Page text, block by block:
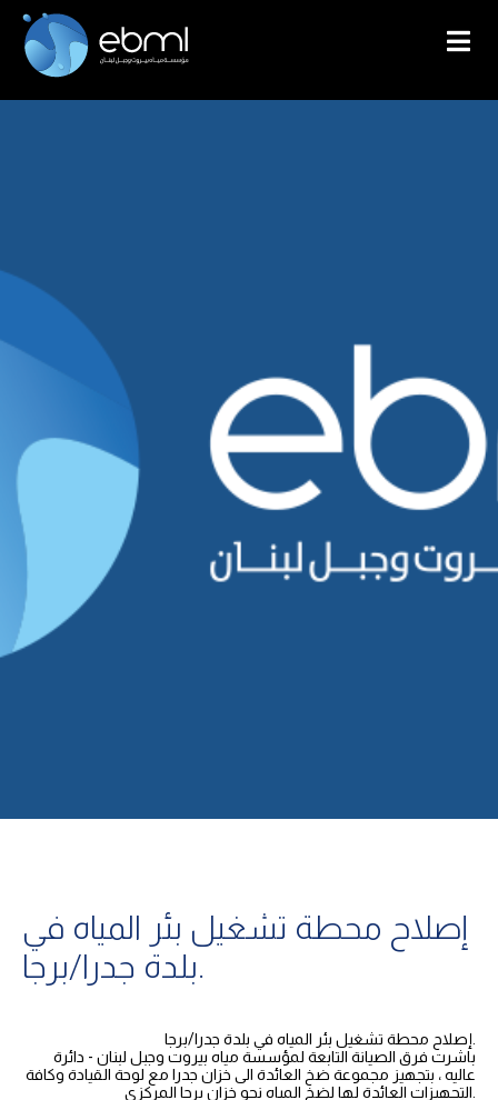
إصلاح محطة تشغيل بئر المياه في
بلدة جدرا/برجا.
باشرت فرق الصيانة التابعة لمؤسسة مياه بيروت وجبل لبنان - دائرة
عاليه ، بتجهيز مجموعة ضخ العائدة الى خزان جدرا مع لوحة القيادة وكافة